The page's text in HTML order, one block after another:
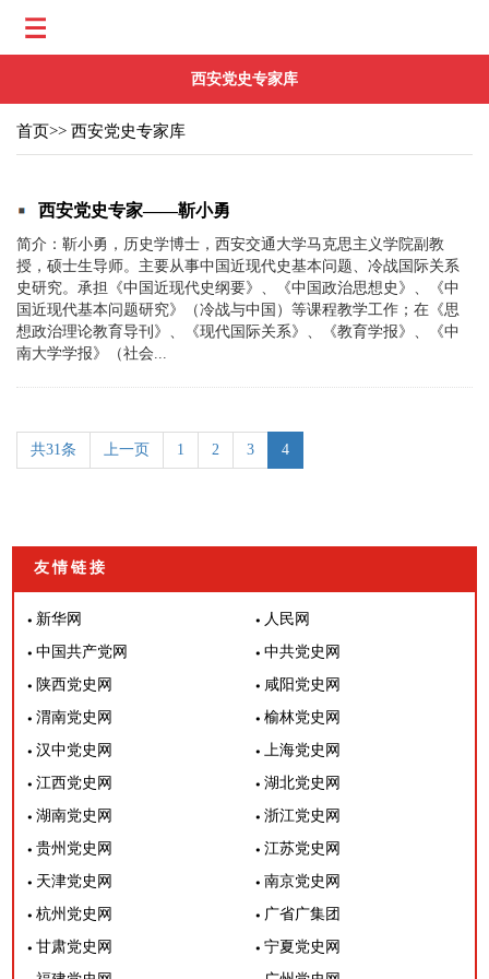
西安党史专家库
首页>> 西安党史专家库
西安党史专家——靳小勇
简介：靳小勇，历史学博士，西安交通大学马克思主义学院副教
授，硕士生导师。主要从事中国近现代史基本问题、冷战国际关系
史研究。承担《中国近现代史纲要》、《中国政治思想史》、《中
国近现代基本问题研究》（冷战与中国）等课程教学工作；在《思
想政治理论教育导刊》、《现代国际关系》、《教育学报》、《中
南大学学报》（社会...
共31条 上一页 1 2 3 4
友情链接
新华网
人民网
中国共产党网
中共党史网
陕西党史网
咸阳党史网
渭南党史网
榆林党史网
汉中党史网
上海党史网
江西党史网
湖北党史网
湖南党史网
浙江党史网
贵州党史网
江苏党史网
天津党史网
南京党史网
杭州党史网
广省广集团
甘肃党史网
宁夏党史网